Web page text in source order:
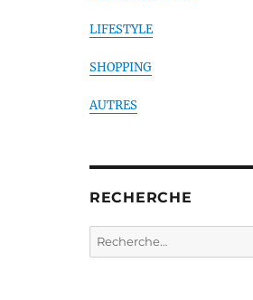
Bio – Diadermine »
LIFESTYLE
SHOPPING
AUTRES
RECHERCHE
Recherche
pour :